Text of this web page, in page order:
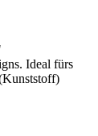
Ideal fürs